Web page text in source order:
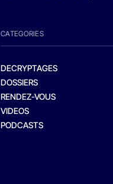
CATEGORIES
DECRYPTAGES
DOSSIERS
RENDEZ-VOUS
VIDEOS
PODCASTS